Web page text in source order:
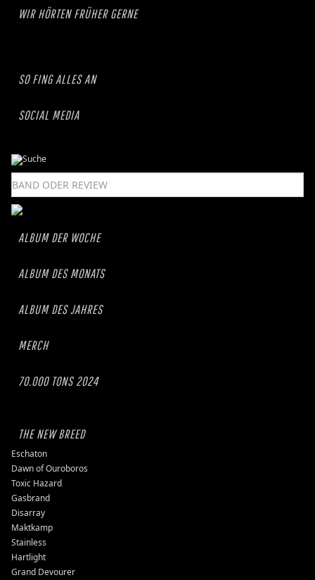
WIR HÖRTEN FRÜHER GERNE
SO FING ALLES AN
SOCIAL MEDIA
ALBUM DER WOCHE
ALBUM DES MONATS
ALBUM DES JAHRES
MERCH
70.000 TONS 2024
THE NEW BREED
Eschaton
Dawn of Ouroboros
Toxic Hazard
Gasbrand
Disarray
Maktkamp
Stainless
Hartlight
Grand Devourer